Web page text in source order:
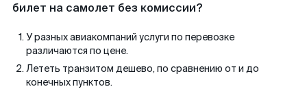
билет на самолет без комиссии?
У разных авиакомпаний услуги по перевозке
различаются по цене.
Лететь транзитом дешево, по сравнению от и до
конечных пунктов.